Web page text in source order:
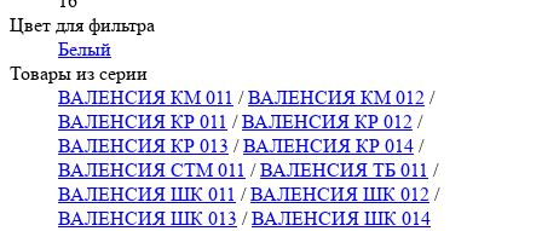
Цвет для фильтра
Белый
Товары из серии
ВАЛЕНСИЯ КМ 011 /ВАЛЕНСИЯ КМ 012 /
ВАЛЕНСИЯ КР 011 /ВАЛЕНСИЯ КР 012 /
ВАЛЕНСИЯ КР 013 /ВАЛЕНСИЯ КР 014 /
ВАЛЕНСИЯ СТМ 011 /ВАЛЕНСИЯ ТБ 011 /
ВАЛЕНСИЯ ШК 011 /ВАЛЕНСИЯ ШК 012 /
ВАЛЕНСИЯ ШК 013 /ВАЛЕНСИЯ ШК 014